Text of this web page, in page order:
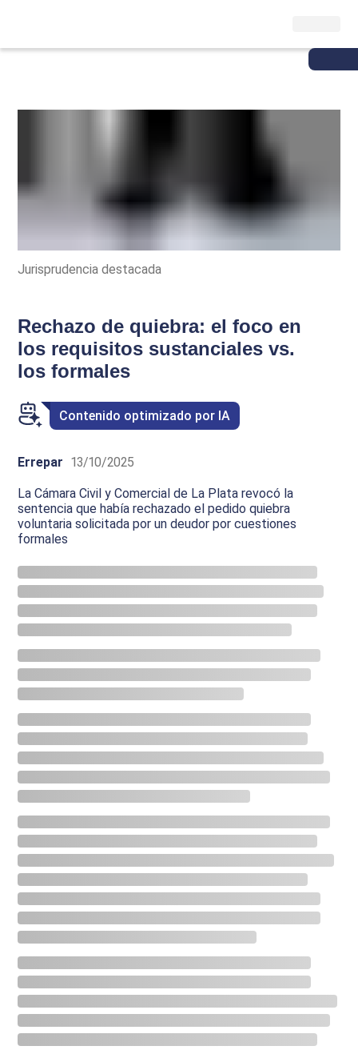
Jurisprudencia destacada
Rechazo de quiebra: el foco en
los requisitos sustanciales vs.
los formales
Contenido optimizado por IA
Errepar 13/10/2025
La Cámara Civil y Comercial de La Plata revocó la
sentencia que había rechazado el pedido quiebra
voluntaria solicitada por un deudor por cuestiones
formales